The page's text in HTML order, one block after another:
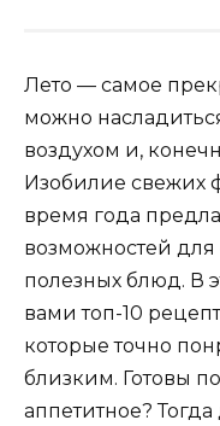
Лето — самое
можно
воздухом и,
Изобилие свежих
время года
возможностей
полезных блюд. В
вами топ-10
которые точно
близким. Готовы
аппетитное?